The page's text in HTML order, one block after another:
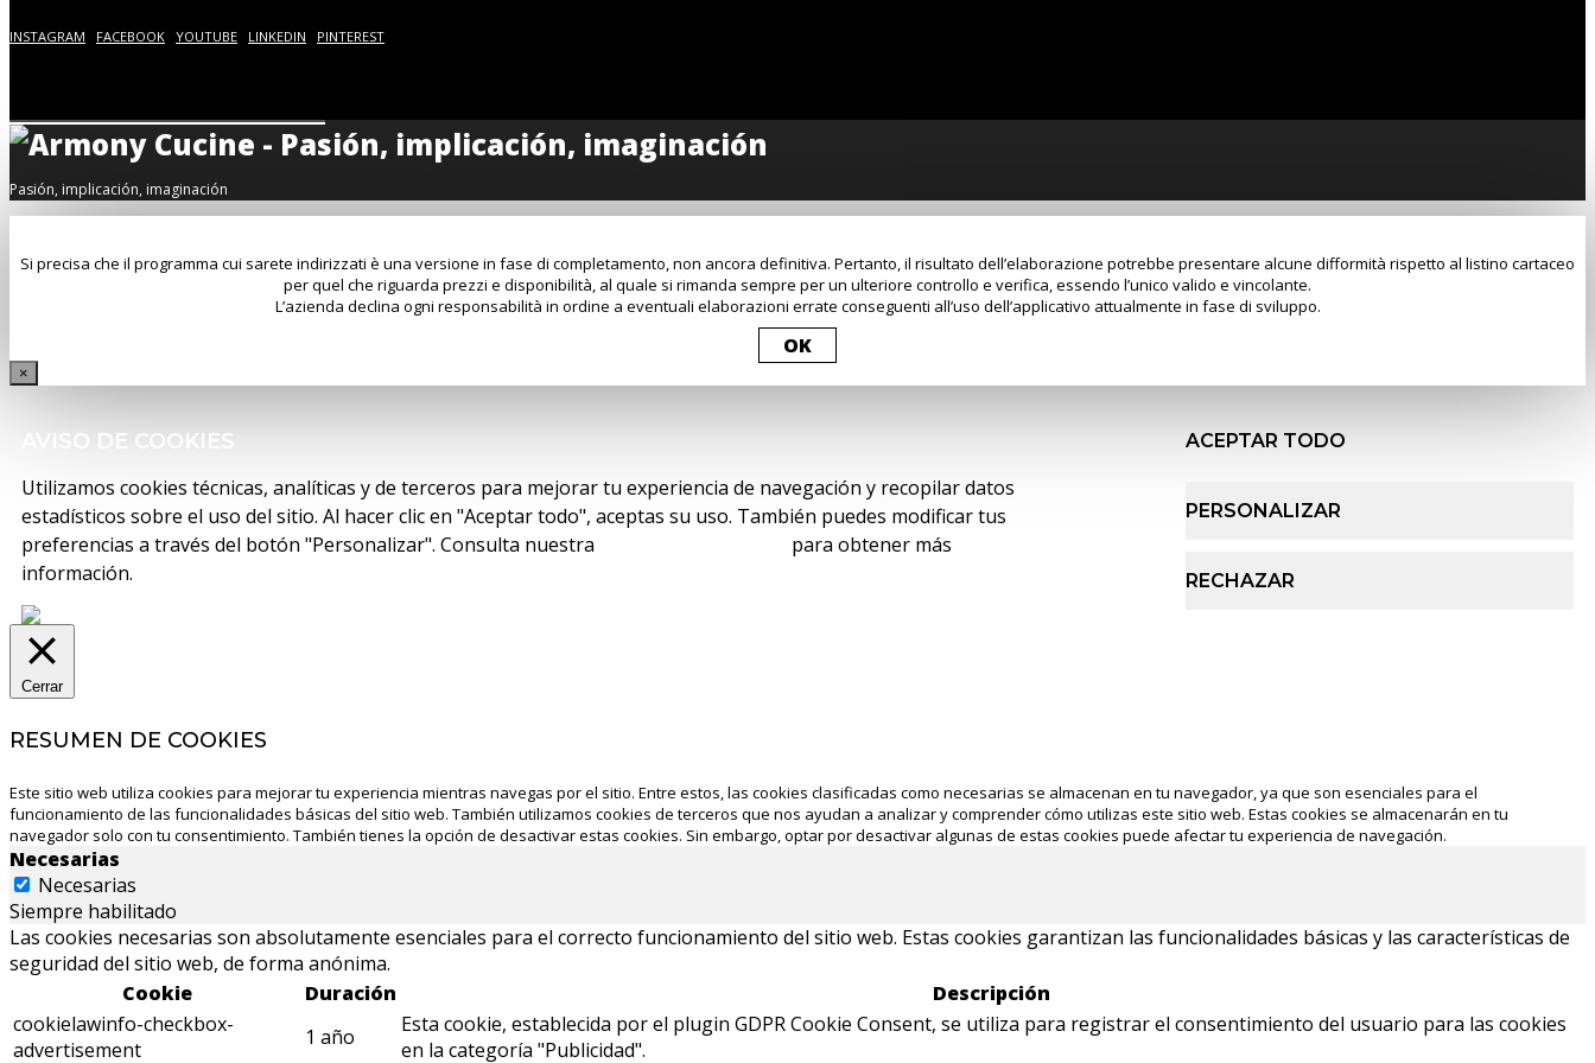
INSTAGRAM FACEBOOK YOUTUBE LINKEDIN PINTEREST
Pasión, implicación, imaginación
Si precisa che il programma cui sarete indirizzati è una versione in fase di completamento, non ancora definitiva. Pertanto, il risultato dell’elaborazione potrebbe presentare alcune difformità rispetto al listino cartaceo
per quel che riguarda prezzi e disponibilità, al quale si rimanda sempre per un ulteriore controllo e verifica, essendo l’unico valido e vincolante.
L’azienda declina ogni responsabilità in ordine a eventuali elaborazioni errate conseguenti all’uso dell’applicativo attualmente in fase di sviluppo.
OK
×
AVISO DE COOKIES
Utilizamos cookies técnicas, analíticas y de terceros para mejorar tu experiencia de navegación y recopilar datos
estadísticos sobre el uso del sitio. Al hacer clic en "Aceptar todo", aceptas su uso. También puedes modificar tus
preferencias a través del botón "Personalizar". Consulta nuestra
para obtener más
información.
ACEPTAR TODO
PERSONALIZAR
RECHAZAR
Cerrar
RESUMEN DE COOKIES
Este sitio web utiliza cookies para mejorar tu experiencia mientras navegas por el sitio. Entre estos, las cookies clasificadas como necesarias se almacenan en tu navegador, ya que son esenciales para el
funcionamiento de las funcionalidades básicas del sitio web. También utilizamos cookies de terceros que nos ayudan a analizar y comprender cómo utilizas este sitio web. Estas cookies se almacenarán en tu
navegador solo con tu consentimiento. También tienes la opción de desactivar estas cookies. Sin embargo, optar por desactivar algunas de estas cookies puede afectar tu experiencia de navegación.
Necesarias
Necesarias
Siempre habilitado
Las cookies necesarias son absolutamente esenciales para el correcto funcionamiento del sitio web. Estas cookies garantizan las funcionalidades básicas y las características de
seguridad del sitio web, de forma anónima.
Cookie
Duración
Descripción
cookielawinfo-checkbox-
advertisement
1 año
Esta cookie, establecida por el plugin GDPR Cookie Consent, se utiliza para registrar el consentimiento del usuario para las cookies
en la categoría "Publicidad".